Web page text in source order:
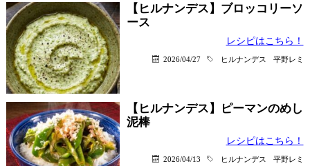
【ヒルナンデス】ブロッコリーソ
ース
レシピはこちら！
2026/04/27 ヒルナンデス 平野レミ
【ヒルナンデス】ピーマンのめし
泥棒
レシピはこちら！
2026/04/13 ヒルナンデス 平野レミ